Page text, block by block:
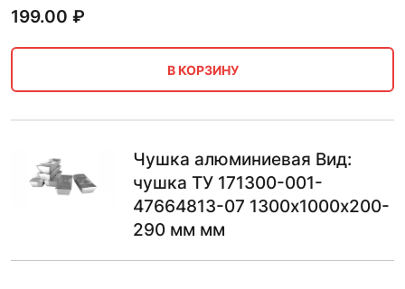
199.00 ₽
В КОРЗИНУ
Чушка алюминиевая Вид:
чушка ТУ 171300-001-
47664813-07 1300х1000х200-
290 мм мм